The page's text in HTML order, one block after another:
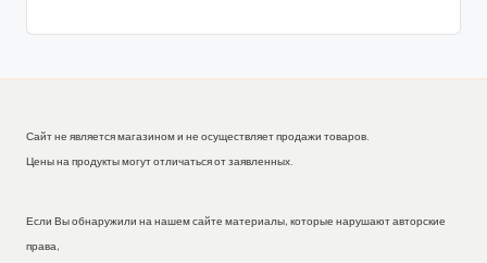
Сайт не является магазином и не осуществляет продажи товаров.
Цены на продукты могут отличаться от заявленных.
Если Вы обнаружили на нашем сайте материалы, которые нарушают авторские
права,